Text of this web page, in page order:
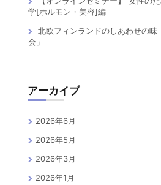
学[ホルモン・美容]編
北欧フィンランドのしあわせの味
会」
アーカイブ
2026年6月
2026年5月
2026年3月
2026年1月